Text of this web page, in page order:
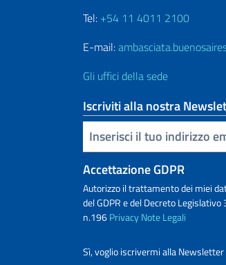
Tel: +54 11 4011 2100
E-mail:
Gli uffici della sede
Iscriviti alla nostra
Inserisci la tua email
Accettazione GDPR
Autorizzo il trattamento dei miei
del GDPR e del Decreto
n.196PrivacyNote Legali
Sì, voglio iscrivermi alla